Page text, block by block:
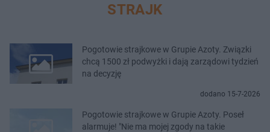
STRAJK
Pogotowie strajkowe w Grupie Azoty. Związki
chcą 1500 zł podwyżki i dają zarządowi tydzień
na decyzję
dodano 15-7-2026
Pogotowie strajkowe w Grupie Azoty. Poseł
alarmuje! "Nie ma mojej zgody na takie